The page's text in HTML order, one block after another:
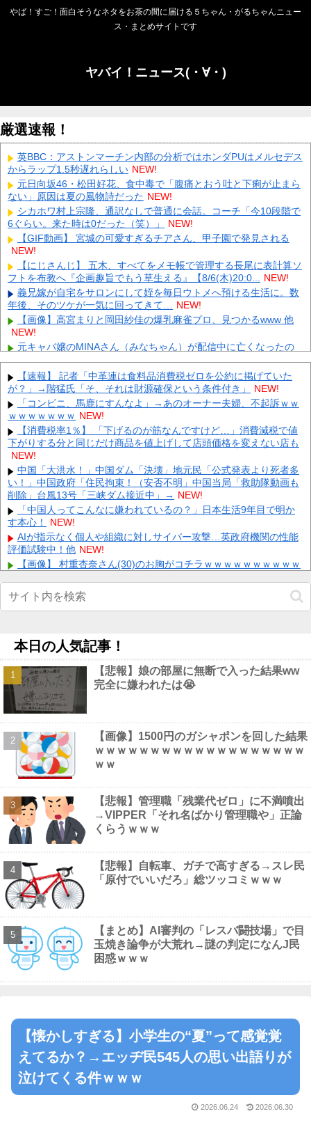
やば！すご！面白そうなネタをお茶の間に届ける５ちゃん・がるちゃんニュー
ス・まとめサイトです
ヤバイ！ニュース(・∀・)
厳選速報！
英BBC：アストンマーチン内部の分析ではホンダPUはメルセデス
からラップ1.5秒遅れらしい NEW!
元日向坂46・松田好花、食中毒で「腹痛とおう吐と下痢が止まら
ない」原因は夏の風物詩だった NEW!
シカホワ村上宗隆、通訳なしで普通に会話。コーチ「今10段階で
6ぐらい。来た時は0だった（笑）」
NEW!
【GIF動画】 宮城の可愛すぎるチアさん、甲子園で発見される
NEW!
【にじさんじ】 五木、すべてをメモ帳で管理する長尾に表計算ソ
フトを布教へ『企画趣旨でもう草生える』【8/6(木)20:0... NEW!
義兄嫁が自宅をサロンにして姪を毎日ウトメへ預ける生活に。数
年後、そのツケが一気に回ってきて… NEW!
【画像】高宮まりと岡田紗佳の爆乳麻雀プロ、見つかるwww 他
NEW!
元キャバ嬢のMINAさん（みなちゃん）が配信中に亡くなったの
ではないかとX上で話題に（※動画あり） 他 NEW!
【ななし】じーにあす、遊戯王で今月もダイヤ到達！『先生もう
笑うしかなくなっとりますやん』『とんでもないバケモンを産み出
し... NEW!
【神引き】エリスガチャでまさかの結果続出！？報告まとめ 他
NEW!
【画像】大谷翔平、フィギュア化ｗｗｗｗｗｗｗｗｗｗｗｗ 他
NEW!
【速報】 NHKの性被害問題、性加害した番組出演者が衝撃告白！
NEW!
兄嫁「正月に帰るから、ゲームと、いいお肉と酒と、お風呂グッ
ズの準備しとけよ」寝起きの私「知るかボケ」兄嫁「キィィィィ
ー！... NEW!
【動画】 新型のさすまた、限界突破ｗｗｗｗｗｗ NEW!
【悲報】 有吉、一般人に「ド正論」を叩きつけて炎上ｗｗｗｗｗ
ｗｗｗ NEW!
Powered by livedoor 相互RSS
【速報】 記者「中革連は食料品消費税ゼロを公約に掲げていた
が？」→階猛氏「そ、それは財源確保という条件付き」
NEW!
「コンビニ、馬鹿にすんなよ」→あのオーナー夫婦、不起訴ｗｗ
ｗｗｗｗｗｗｗ NEW!
【消費税率1％】 「下げるのが筋なんですけど…」消費減税で値
下がりする分と同じだけ商品を値上げして店頭価格を変えない店も
NEW!
中国「大洪水！」中国ダム「決壊」地元民「公式発表より死者多
い！」中国政府「住民拘束！（安否不明」中国当局「救助隊動画も
削除」台風13号「三峡ダム接近中」→ NEW!
「中国人ってこんなに嫌われているの？」日本生活9年目で明か
す本心！
NEW!
AIが指示なく個人や組織に対しサイバー攻撃…英政府機関の性能
評価試験中！他 NEW!
【画像】 村重杏奈さん(30)のお胸がコチラｗｗｗｗｗｗｗｗｗｗ
【神対応】任天堂、熊本地震の被災者向けに製品修理を無償対応
へ！さらに義援金5000万円を寄付！！他
【速報】ジャンポケ斉藤の被害女性「バウムクーヘン売ったり
TikTokライブしててムカついたから示談しなかった」他 NEW!
【動画】 アメリカのトー横、え●ちすぎるｗｗｗ NEW!
益田250セーブで名球会入り ←これさぁ、先発リリーフの両方
で活躍して199勝249Sした投手は入れんの？他
「みんなの演奏を被災地に届けよう!」とか言い出した吹奏楽部の
NEW!
【画像】 田中みな実(39) 妊娠中でも露出多めのドレス、これノー
ブラか？ NEW!
【画像】 風俗で毎回こういう"恵体メロン"お姉さん(35)を指名し
てしまうんやが・・・・・・
NEW!
Powered by livedoor 相互RSS
本日の人気記事！
【悲報】娘の部屋に無断で入った結果ww
完全に嫌われたは😭
【画像】1500円のガシャポンを回した結果
ｗｗｗｗｗｗｗｗｗｗｗｗｗｗｗｗｗｗｗ
ｗｗ
【悲報】管理職「残業代ゼロ」に不満噴出
→VIPPER「それ名ばかり管理職や」正論
くらうｗｗｗ
【悲報】自転車、ガチで高すぎる→スレ民
「原付でいいだろ」総ツッコミｗｗｗ
【まとめ】AI審判の「レスバ闘技場」で目
玉焼き論争が大荒れ→謎の判定になんJ民
困惑ｗｗｗ
【懐かしすぎる】小学生の“夏”って感覚覚
えてるか？→エッヂ民545人の思い出語りが
泣けてくる件ｗｗｗ
2026.06.24 2026.06.30